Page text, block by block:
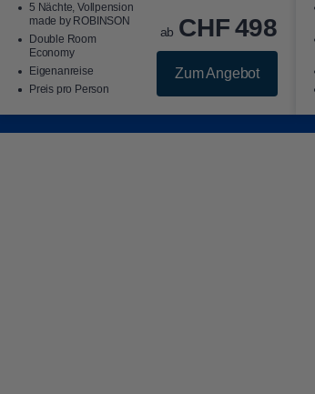
5 Nächte, Vollpension
made by ROBINSON
Double Room
Economy
Eigenanreise
Preis pro Person
ab CHF498
Zum Angebot